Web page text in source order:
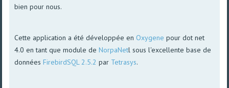
bien pour nous.
Cette application a été développée en Oxygene pour dot net
4.0 en tant que module deNorpaNetl sous l'excellente base de
donnéesFirebirdSQL 2.5.2 par Tetrasys.